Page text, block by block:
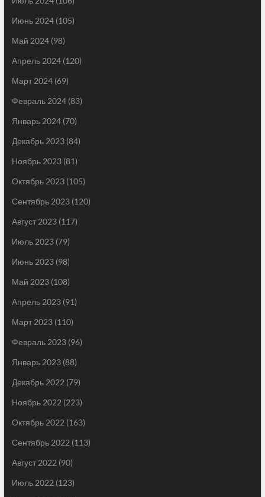
Июнь 2024(105)
Май 2024(98)
Апрель 2024(120)
Март 2024(69)
Февраль 2024(83)
Январь 2024(70)
Декабрь 2023(84)
Ноябрь 2023(81)
Октябрь 2023(105)
Сентябрь 2023(120)
Август 2023(117)
Июль 2023(79)
Июнь 2023(98)
Май 2023(108)
Апрель 2023(91)
Март 2023(110)
Февраль 2023(96)
Январь 2023(88)
Декабрь 2022 (79)
Ноябрь 2022 (223)
Октябрь 2022 (163)
Сентябрь 2022 (113)
Август 2022 (90)
Июль 2022 (123)